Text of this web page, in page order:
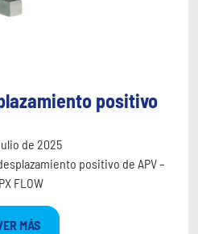
positivo
de 2025
positivo de APV –
FLOW
MÁS